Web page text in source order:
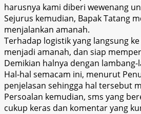
harusnya kami diberi wewenang
Sejurus kemudian, Bapak Tatang
menjalankan amanah.
Terhadap logistik yang langsung
menjadi amanah, dan siap
Demikian halnya dengan
Hal-hal semacam ini, menurut
penjelasan sehingga hal tersebut
Persoalan kemudian, sms yang
cukup keras dan komentar yang